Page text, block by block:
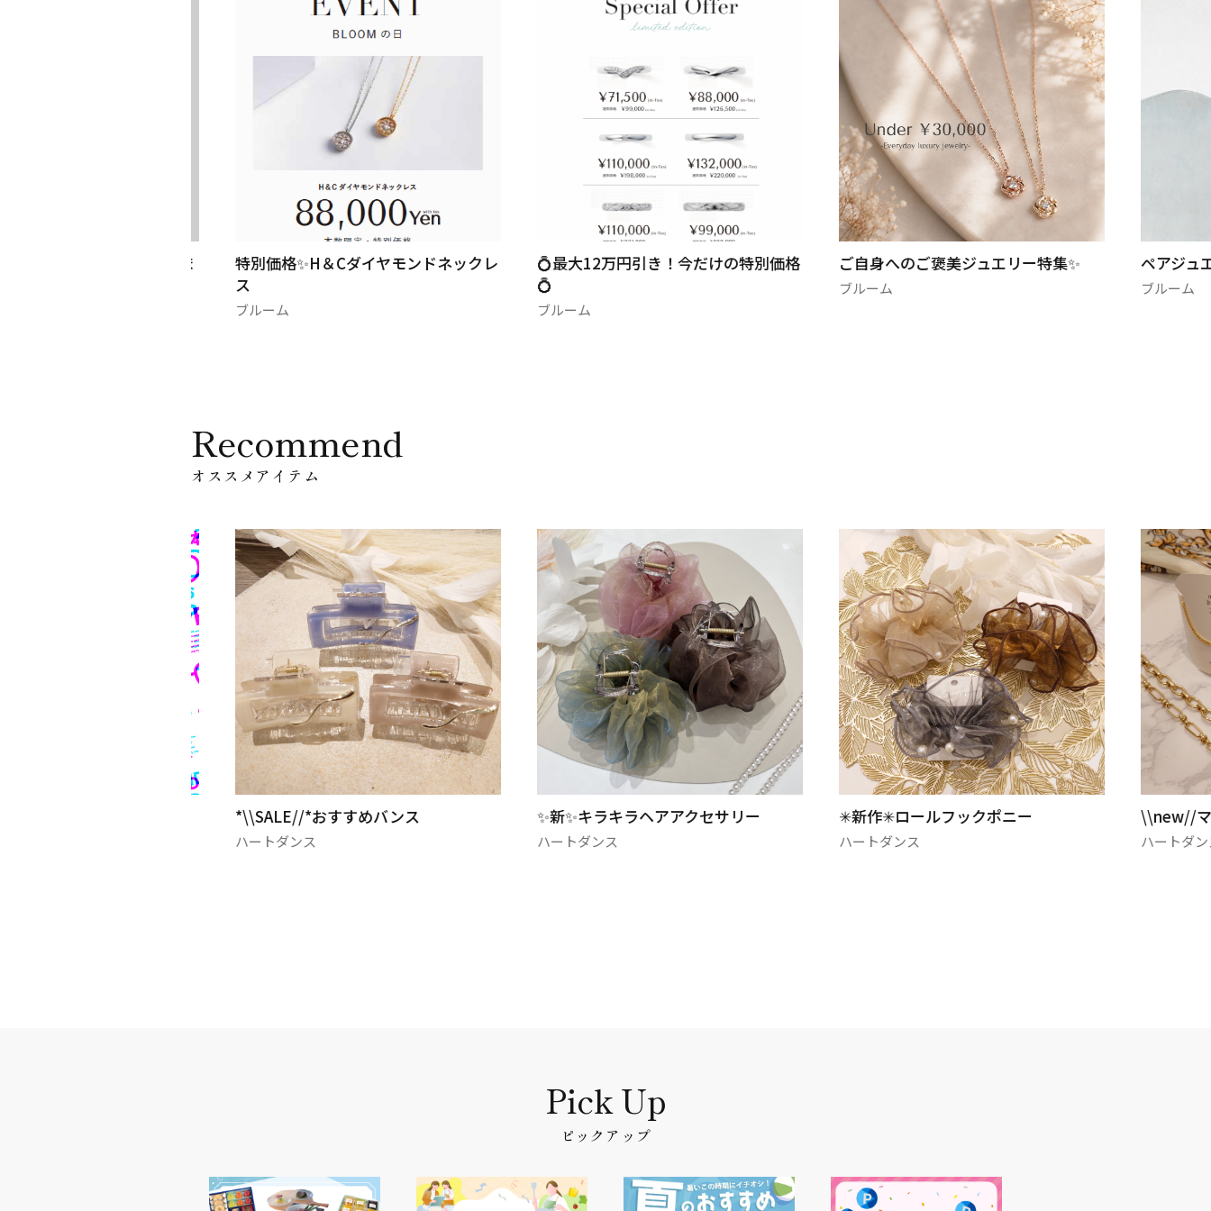
特別価格✨H＆Cダイヤモンドネックレ
ブルーム
💍最大12万円引き！今だけの特別価格
ブルーム
ご自身へのご褒美ジュエリー特集✨
ブルーム
ペアジュエリー
ブルーム
Recommend
オススメアイテム
*\\SALE//*おすすめバンス
ハートダンス
✨新✨キラキラヘアアクセサリー
ハートダンス
✳新作✳ロールフックポニー
ハートダンス
\\new//マグネ
ハートダンス
ピックアップ